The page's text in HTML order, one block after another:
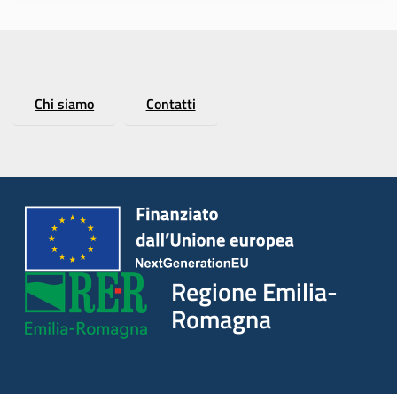
Chi siamo Contatti
Regione Emilia-
Romagna